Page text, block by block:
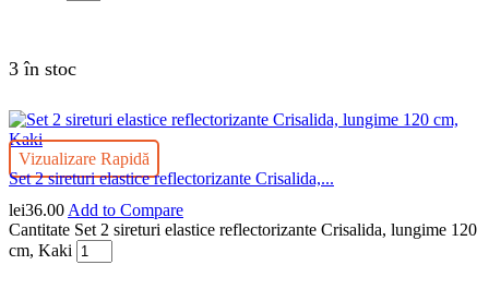
3 în stoc
Vizualizare Rapidă
Set 2 sireturi elastice reflectorizante Crisalida,...
lei36.00Add to Compare
Cantitate Set 2 sireturi elastice reflectorizante Crisalida, lungime 120
cm, Kaki